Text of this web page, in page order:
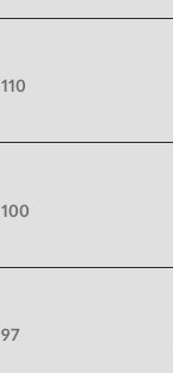
110 آهنگ
100 آهنگ
97 آهنگ